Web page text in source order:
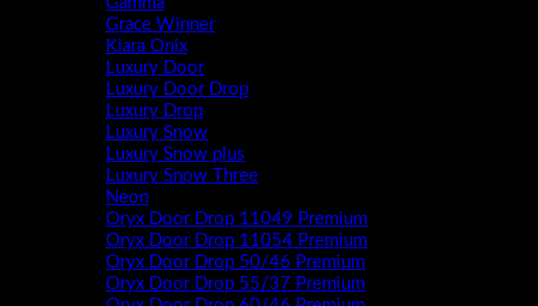
Oryx Door Drop 11049 Premium
Oryx Door Drop 11054 Premium
Oryx Door Drop 50/46 Premium
Oryx Door Drop 55/37 Premium
Oryx Door Drop 60/46 Premium
Piedra Drop
Piedra Gap
PIEDRA GAP 60
PIEDRA GAP 70
Piedra One
Piedra Profil
Piedra Smart
Soft Gap